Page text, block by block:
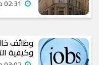
وكيفية